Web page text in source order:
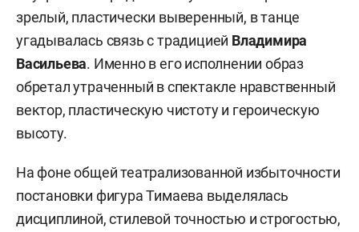
зрелый, пластически выверенный, в танце
угадывалась связь с традицией Владимира
Васильева. Именно в его исполнении образ
обретал утраченный в спектакле нравственный
вектор, пластическую чистоту и героическую
высоту.
На фоне общей театрализованной избыточности
постановки фигура Тимаева выделялась
дисциплиной, стилевой точностью и строгостью,